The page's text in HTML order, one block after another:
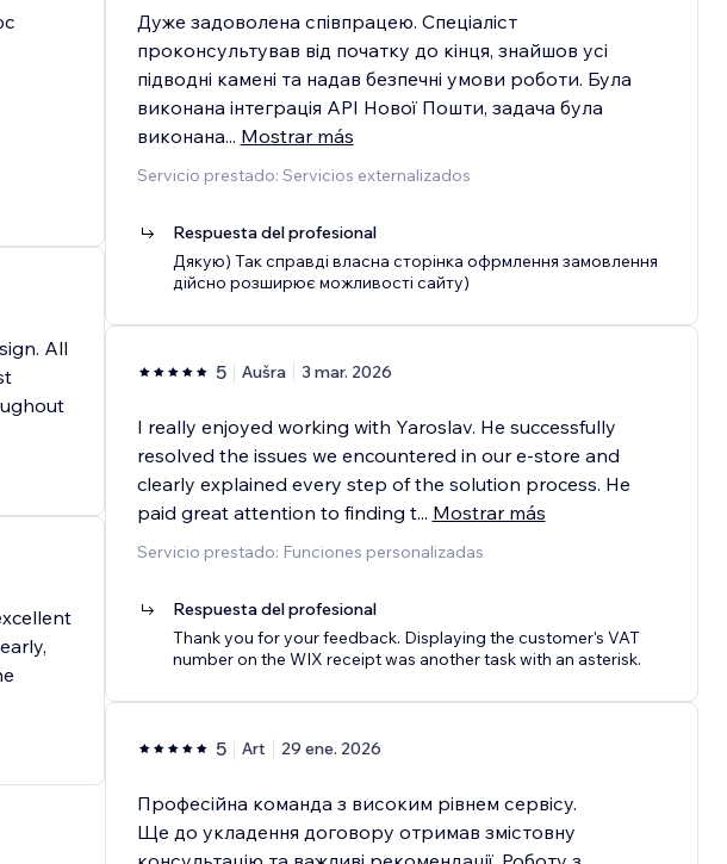
All
Дуже задоволена співпрацею. Спеціаліст
проконсультував від початку до кінця, знайшов усі
підводні камені та надав безпечні умови роботи. Була
виконана інтеграція API Нової Пошти, задача була
виконана... Mostrar más
Servicio prestado: Servicios externalizados
Respuesta del profesional
Дякую) Так справді власна сторінка офрмлення замовлення
дійсно розширює можливості сайту)
5 Aušra 3 mar. 2026
I really enjoyed working with Yaroslav. He successfully
resolved the issues we encountered in our e‑store and
clearly explained every step of the solution process. He
paid great attention to finding t... Mostrar más
Servicio prestado: Funciones personalizadas
Respuesta del profesional
Thank you for your feedback. Displaying the customer's VAT
number on the WIX receipt was another task with an asterisk.
5 Art 29 ene. 2026
Професійна команда з високим рівнем сервісу.
Ще до укладення договору отримав змістовну